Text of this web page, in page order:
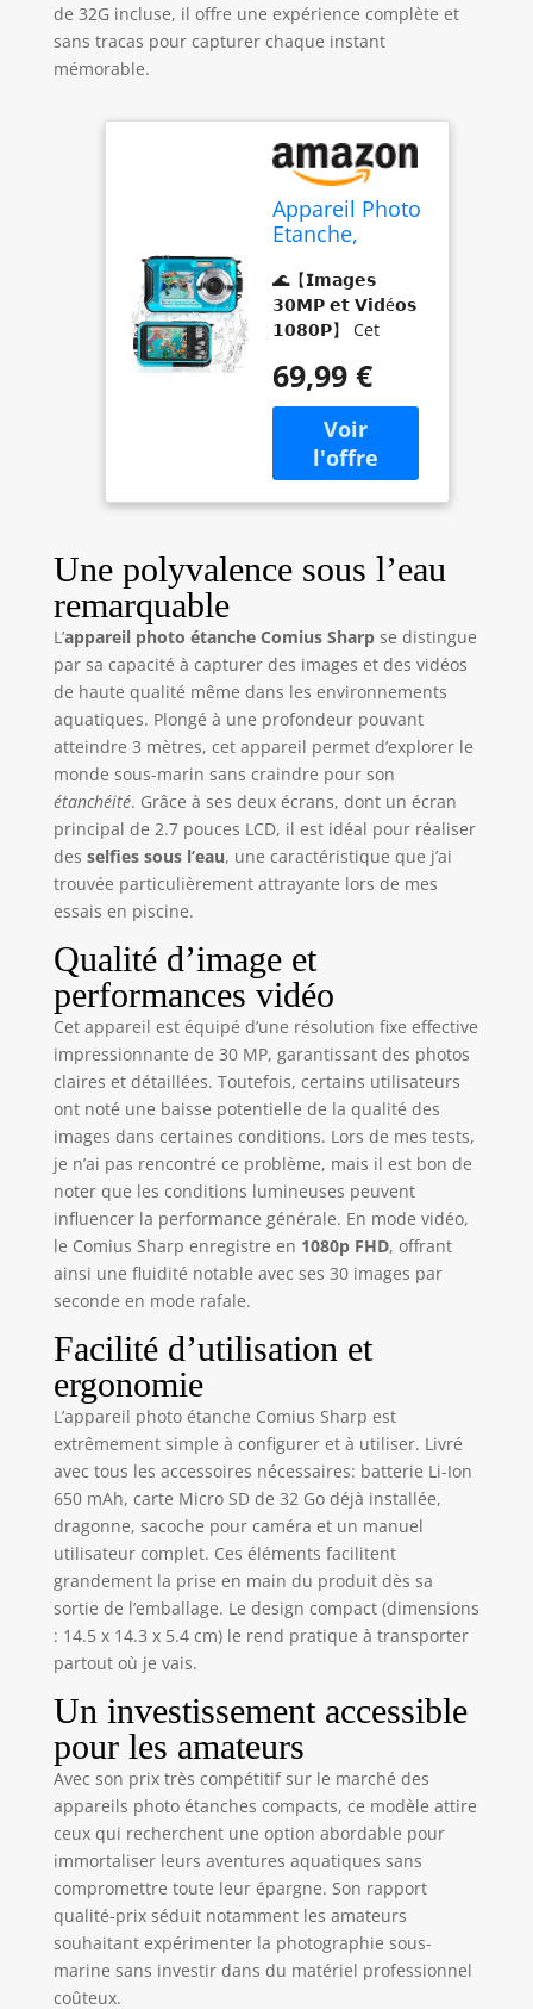
de 32G incluse, il offre une expérience complète et
sans tracas pour capturer chaque instant
mémorable.
Appareil Photo
Etanche,
Caméra
Étanche 10FT
30MP Photo
FHD Vidéo 16X
Digital Zoom
avec Carte
Mémoire 32G
et Selfie
Double Écrans
pour Selfies
Natation, Surf,
Plongée
🌊【𝗜𝗺𝗮𝗴𝗲𝘀
𝟯𝟬𝗠𝗣 𝗲𝘁 𝗩𝗶𝗱é𝗼𝘀
𝟭𝟬𝟴𝟬𝗣】 Cet
étanche prend en
charge les vidéos
1080P et les photos
30MP avec un
zoom numérique
jusqu'à 16x. Vous
pour explorer le
monde sous-
vos moments
préférés, prendre
des photos plus
merveilleuses et
réalistes, et
enregistrer des
vidéos de ce que
vous voyez dans
l'eau, il est parfait
pour les
photographes
à 𝟭𝟬 𝗙𝗧】 Cet
camera sous
marine est
fabriqué dans un
matériau étanche
de haute qualité,
le compartiment
de la batterie est
bien scellé, il peut
être utilisé sous
l'eau pendant une
heure à 10FT,
aucun étui étanche
n'est nécessaire,
nager, plonger et
Avant d'aller sous
l'eau, assurez-vous
que le couvercle
de la batterie est
fermé et verrouillé
🌊【𝗣𝗼𝗿𝘁𝗮𝗯𝗹𝗲 𝗲𝘁
𝗙𝗮𝗰𝗶𝗹𝗲 à
𝗨𝘁𝗶𝗹𝗶𝘀𝗲𝗿】
Compact, léger et
de poche, cet
emporter à la
ou dans un parc
aquatique pendant
les vacances. Il est
également livré
avec une pochette
à cordon et une
dragonne pour
faciliter le
transport et le
rangement. Cet
69,99 €
Une polyvalence sous l’eau
remarquable
L’appareil photo étanche Comius Sharpse distingue
par sa capacité à capturer des images et des vidéos
de haute qualité même dans les environnements
aquatiques. Plongé à une profondeur pouvant
atteindre 3 mètres, cet appareil permet d’explorer le
monde sous-marin sans craindre pour son
étanchéité. Grâce à ses deux écrans, dont un écran
principal de 2.7 pouces LCD, il est idéal pour réaliser
des selfies sous l’eau, une caractéristique que j’ai
trouvée particulièrement attrayante lors de mes
essais en piscine.
Qualité d’image et
performances vidéo
Cet appareil est équipé d’une résolution fixe effective
impressionnante de 30 MP, garantissant des photos
claires et détaillées. Toutefois, certains utilisateurs
ont noté une baisse potentielle de la qualité des
images dans certaines conditions. Lors de mes tests,
je n’ai pas rencontré ce problème, mais il est bon de
noter que les conditions lumineuses peuvent
influencer la performance générale. En mode vidéo,
le Comius Sharp enregistre en 1080p FHD, offrant
ainsi une fluidité notable avec ses 30 images par
seconde en mode rafale.
Facilité d’utilisation et
ergonomie
L’appareil photo étanche Comius Sharp est
extrêmement simple à configurer et à utiliser. Livré
avec tous les accessoires nécessaires: batterie Li-Ion
650 mAh, carte Micro SD de 32 Go déjà installée,
dragonne, sacoche pour caméra et un manuel
utilisateur complet. Ces éléments facilitent
grandement la prise en main du produit dès sa
sortie de l’emballage. Le design compact (dimensions
: 14.5 x 14.3 x 5.4 cm) le rend pratique à transporter
partout où je vais.
Un investissement accessible
pour les amateurs
Avec son prix très compétitif sur le marché des
appareils photo étanches compacts, ce modèle attire
ceux qui recherchent une option abordable pour
immortaliser leurs aventures aquatiques sans
compromettre toute leur épargne. Son rapport
qualité-prix séduit notamment les amateurs
souhaitant expérimenter la photographie sous-
marine sans investir dans du matériel professionnel
coûteux.